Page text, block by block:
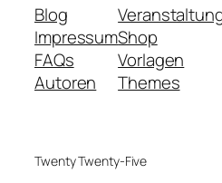
Blog
Impressum
FAQs
Autoren
Shop
Vorlagen
Themes
Twenty Twenty-Five